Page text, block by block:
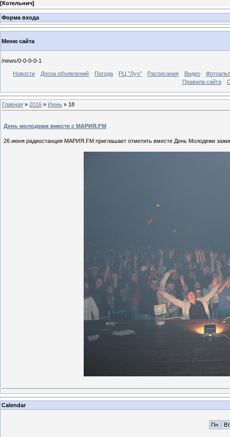
[Котельнич]
Форма входа
Меню сайта
/news/0-0-0-0-1
Новости Доска объявлений Погода РЦ "Луч" Расписания Видео
Правила сайта
Главная » 2016 » Июнь » 18
День молодежи вместе с МАРИЯ.FM
26 июня радиостанция МАРИЯ.FM приглашает отметить вместе День Молодежи
Calendar
Пн Вт